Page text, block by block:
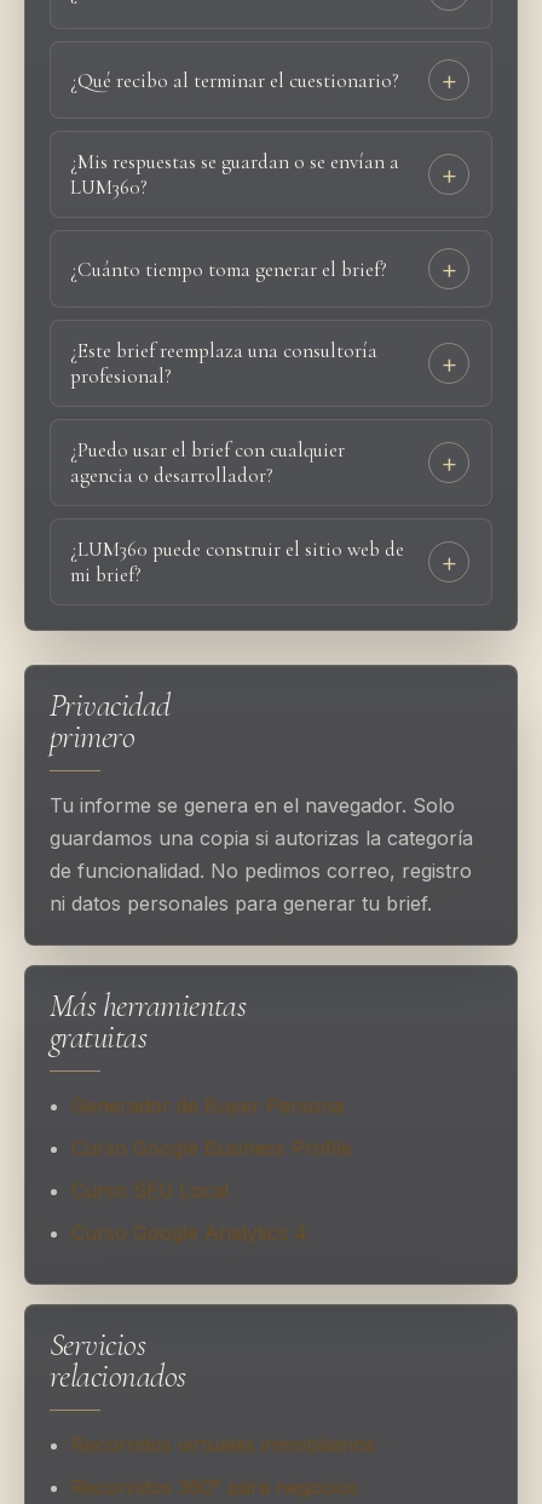
¿Qué recibo al terminar el cuestionario?
¿Mis respuestas se guardan o se envían a
LUM360?
¿Cuánto tiempo toma generar el brief?
¿Este brief reemplaza una consultoría
profesional?
¿Puedo usar el brief con cualquier
agencia o desarrollador?
¿LUM360 puede construir el sitio web de
mi brief?
Privacidad
primero
Tu informe se genera en el navegador. Solo
guardamos una copia si autorizas la categoría
de funcionalidad. No pedimos correo, registro
ni datos personales para generar tu brief.
Más herramientas
gratuitas
Generador de Buyer Persona
Curso Google Business Profile
Curso SEO Local
Curso Google Analytics 4
Servicios
relacionados
Recorridos virtuales inmobiliarios
Recorridos 360° para negocios